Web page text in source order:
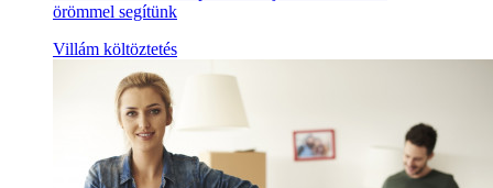
örömmel segítünk
Villám költöztetés